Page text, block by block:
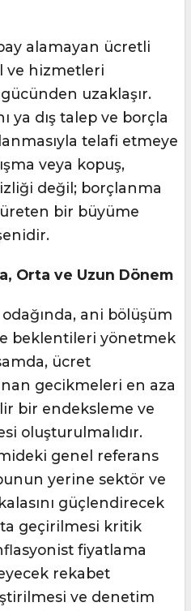
alamayan ücretli
ve hizmetleri
uzaklaşır.
ya dış talep ve borçla
telafi etmeye
veya kopuş,
değil; borçlanma
üreten bir büyüme
Orta ve Uzun Dönem
ani bölüşüm
beklentileri yönetmek
ücret
gecikmeleri en aza
bir endeksleme ve
oluşturulmalıdır.
genel referans
yerine sektör ve
güçlendirecek
geçirilmesi kritik
fiyatlama
rekabet
ve denetim